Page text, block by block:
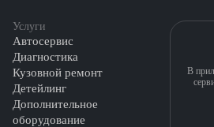
Услуги
Автосервис
Диагностика
Кузовной ремонт
Детейлинг
Дополнительное
оборудование
В